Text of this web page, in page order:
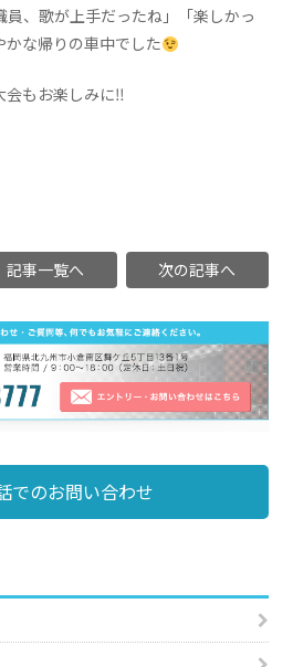
員、歌が上手だったね」「楽しかっ
な帰りの車中でした
会もお楽しみに‼
記事一覧へ 次の記事へ
でのお問い合わせ